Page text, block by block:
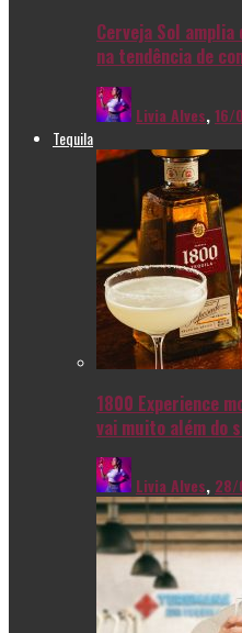
Cerveja Sol
na tendência de
Livia Alves,16/
Tequila
1800 Experience
vai muito além do
Livia Alves, 28/